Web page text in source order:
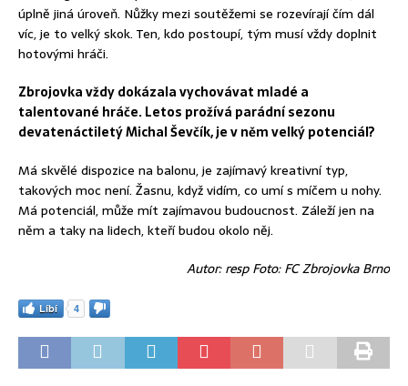
úplně jiná úroveň. Nůžky mezi soutěžemi se rozevírají čím dál
víc, je to velký skok. Ten, kdo postoupí, tým musí vždy doplnit
hotovými hráči.
Zbrojovka vždy dokázala vychovávat mladé a
talentované hráče. Letos prožívá parádní sezonu
devatenáctiletý Michal Ševčík, je v něm velký potenciál?
Má skvělé dispozice na balonu, je zajímavý kreativní typ,
takových moc není. Žasnu, když vidím, co umí s míčem u nohy.
Má potenciál, může mít zajímavou budoucnost. Záleží jen na
něm a taky na lidech, kteří budou okolo něj.
Autor: resp Foto: FC Zbrojovka Brno
Líbí 4